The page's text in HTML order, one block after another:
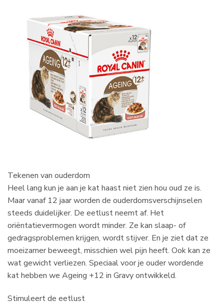
Tekenen van ouderdom
Heel lang kun je aan je kat haast niet zien hou oud ze is.
Maar vanaf 12 jaar worden de ouderdomsverschijnselen
steeds duidelijker. De eetlust neemt af. Het
oriëntatievermogen wordt minder. Ze kan slaap- of
gedragsproblemen krijgen, wordt stijver. En je ziet dat ze
moeizamer beweegt, misschien wel pijn heeft. Ook kan ze
wat gewicht verliezen. Speciaal voor je ouder wordende
kat hebben we Ageing +12 in Gravy ontwikkeld.
Stimuleert de eetlust